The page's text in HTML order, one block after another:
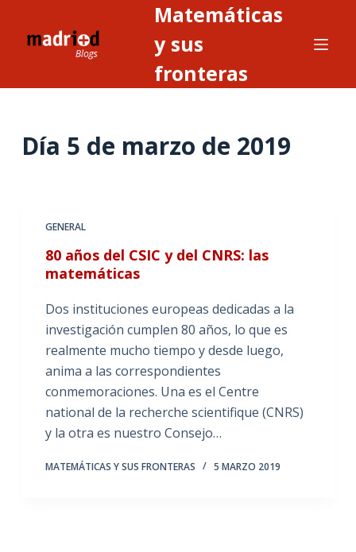
Matemáticas
y sus
fronteras
Día 5 de marzo de 2019
GENERAL
80 años del CSIC y del CNRS: las
matemáticas
Dos instituciones europeas dedicadas a la
investigación cumplen 80 años, lo que es
realmente mucho tiempo y desde luego,
anima a las correspondientes
conmemoraciones. Una es el Centre
national de la recherche scientifique (CNRS)
y la otra es nuestro Consejo…
MATEMÁTICAS Y SUS FRONTERAS 5 MARZO 2019